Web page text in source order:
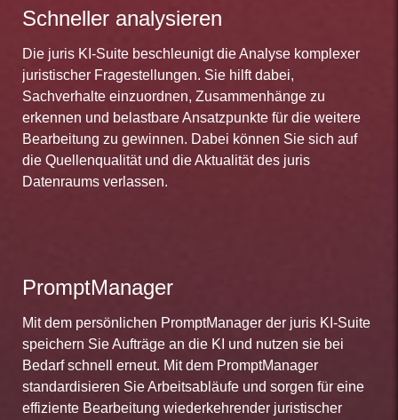
Schneller analysieren
Die juris KI-Suite beschleunigt die Analyse komplexer
juristischer Fragestellungen. Sie hilft dabei,
Sachverhalte einzuordnen, Zusammenhänge zu
erkennen und belastbare Ansatzpunkte für die weitere
Bearbeitung zu gewinnen. Dabei können Sie sich auf
die Quellenqualität und die Aktualität des juris
Datenraums verlassen.
PromptManager
Mit dem persönlichen PromptManager der juris KI-Suite
speichern Sie Aufträge an die KI und nutzen sie bei
Bedarf schnell erneut. Mit dem PromptManager
standardisieren Sie Arbeitsabläufe und sorgen für eine
effiziente Bearbeitung wiederkehrender juristischer